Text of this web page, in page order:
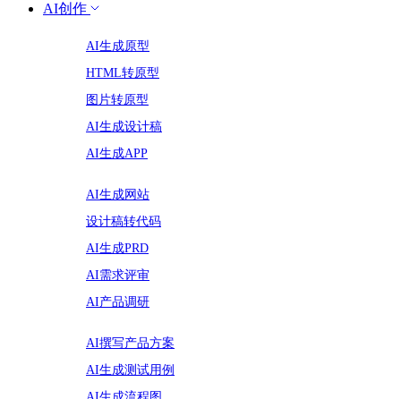
AI创作
AI生成原型
HTML转原型
图片转原型
AI生成设计稿
AI生成APP
AI生成网站
设计稿转代码
AI生成PRD
AI需求评审
AI产品调研
AI撰写产品方案
AI生成测试用例